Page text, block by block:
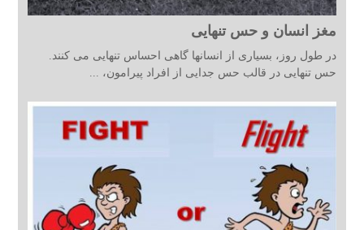
مغز انسان و حس تنهایی
در طول روز، بسیاری از انسانها گاهی احساس تنهایی می کنند.
حس تنهایی در قالب حس جدایی از افراد پیرامون، ...